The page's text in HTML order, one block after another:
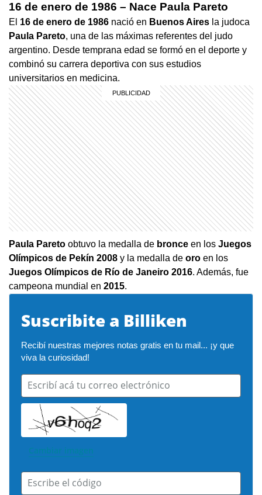
16 de enero de 1986 – Nace Paula Pareto
El 16 de enero de 1986 nació en Buenos Aires la judoca
Paula Pareto, una de las máximas referentes del judo
argentino. Desde temprana edad se formó en el deporte y
combinó su carrera deportiva con sus estudios
universitarios en medicina.
Paula Pareto obtuvo la medalla de bronce en los Juegos
Olímpicos de Pekín 2008 y la medalla de oro en los
Juegos Olímpicos de Río de Janeiro 2016. Además, fue
campeona mundial en 2015.
Suscribite a Billiken
Recibí nuestras mejores notas gratis en tu mail... ¡y que
viva la curiosidad!
Escribí acá tu correo electrónico
Cambiar imagen
Escribe el código